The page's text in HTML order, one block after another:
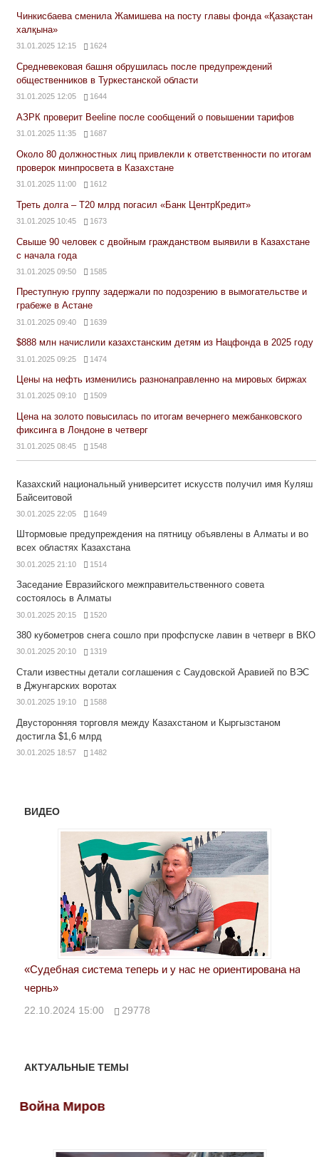
Чинкисбаева сменила Жамишева на посту главы фонда «Қазақстан
халқына»
31.01.2025 12:15 1624
Средневековая башня обрушилась после предупреждений
общественников в Туркестанской области
31.01.2025 12:05 1644
АЗРК проверит Beeline после сообщений о повышении тарифов
31.01.2025 11:35 1687
Около 80 должностных лиц привлекли к ответственности по итогам
проверок минпросвета в Казахстане
31.01.2025 11:00 1612
Треть долга – Т20 млрд погасил «Банк ЦентрКредит»
31.01.2025 10:45 1673
Свыше 90 человек с двойным гражданством выявили в Казахстане
с начала года
31.01.2025 09:50 1585
Преступную группу задержали по подозрению в вымогательстве и
грабеже в Астане
31.01.2025 09:40 1639
$888 млн начислили казахстанским детям из Нацфонда в 2025 году
31.01.2025 09:25 1474
Цены на нефть изменились разнонаправленно на мировых биржах
31.01.2025 09:10 1509
Цена на золото повысилась по итогам вечернего межбанковского
фиксинга в Лондоне в четверг
31.01.2025 08:45 1548
Казахский национальный университет искусств получил имя Куляш
Байсеитовой
30.01.2025 22:05 1649
Штормовые предупреждения на пятницу объявлены в Алматы и во
всех областях Казахстана
30.01.2025 21:10 1514
Заседание Евразийского межправительственного совета
состоялось в Алматы
30.01.2025 20:15 1520
380 кубометров снега сошло при профспуске лавин в четверг в ВКО
30.01.2025 20:10 1319
Стали известны детали соглашения с Саудовской Аравией по ВЭС
в Джунгарских воротах
30.01.2025 19:10 1588
Двусторонняя торговля между Казахстаном и Кыргызстаном
достигла $1,6 млрд
30.01.2025 18:57 1482
ВИДЕО
«Судебная система теперь и у нас не ориентирована на
чернь»
22.10.2024 15:00 29778
АКТУАЛЬНЫЕ ТЕМЫ
Война Миров